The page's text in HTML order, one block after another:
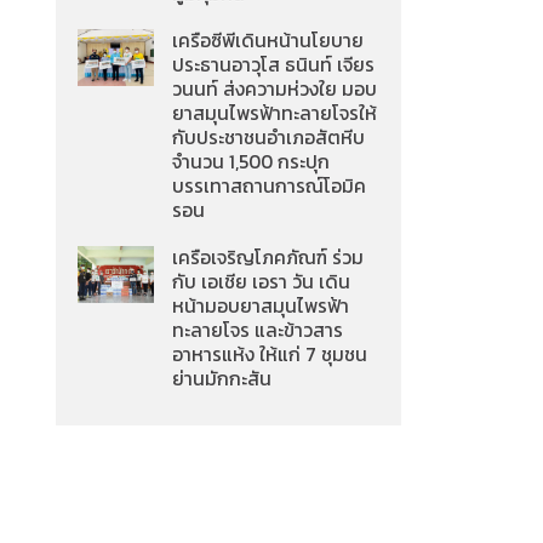
เครือซีพีเดินหน้านโยบาย
ประธานอาวุโส ธนินท์ เจียร
วนนท์ ส่งความห่วงใย มอบ
ยาสมุนไพรฟ้าทะลายโจรให้
กับประชาชนอำเภอสัตหีบ
จำนวน 1,500 กระปุก
บรรเทาสถานการณ์โอมิค
รอน
เครือเจริญโภคภัณฑ์ ร่วม
กับ เอเชีย เอรา วัน เดิน
หน้ามอบยาสมุนไพรฟ้า
ทะลายโจร และข้าวสาร
อาหารแห้ง ให้แก่ 7 ชุมชน
ย่านมักกะสัน